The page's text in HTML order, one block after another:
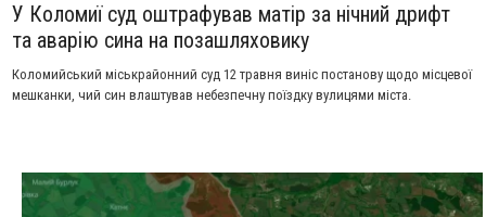
У Коломиї суд оштрафував матір за нічний дрифт
та аварію сина на позашляховику
Коломийський міськрайонний суд 12 травня виніс постанову щодо місцевої
мешканки, чий син влаштував небезпечну поїздку вулицями міста.